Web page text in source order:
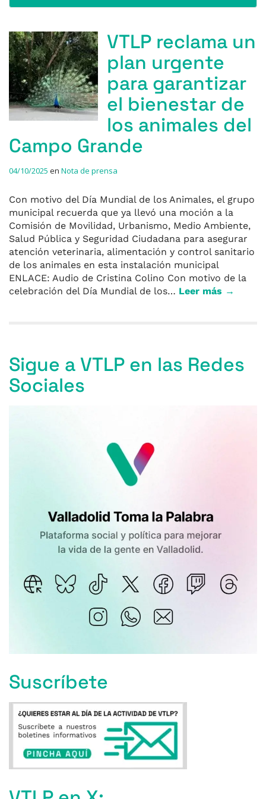
VTLP reclama un
plan urgente
para garantizar
el bienestar de
los animales del
Campo Grande
04/10/2025 en Nota de prensa
Con motivo del Día Mundial de los Animales, el grupo
municipal recuerda que ya llevó una moción a la
Comisión de Movilidad, Urbanismo, Medio Ambiente,
Salud Pública y Seguridad Ciudadana para asegurar
atención veterinaria, alimentación y control sanitario
de los animales en esta instalación municipal
ENLACE: Audio de Cristina Colino Con motivo de la
celebración del Día Mundial de los… Leer más →
Sigue a VTLP en las Redes
Sociales
Suscríbete